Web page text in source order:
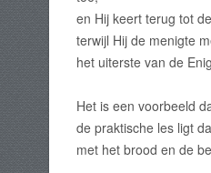
en Hij keert terug tot
terwijl Hij de menigte
het uiterste van de
Het is een voorbeeld
de praktische les ligt
met het brood en de